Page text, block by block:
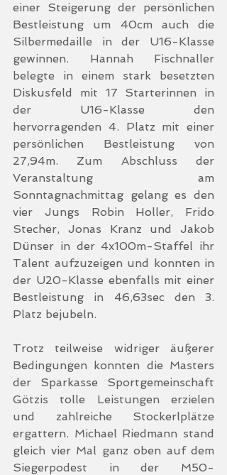
einer Steigerung der persönlichen
Bestleistung um 40cm auch die
Silbermedaille in der U16-Klasse
gewinnen. Hannah Fischnaller
belegte in einem stark besetzten
Diskusfeld mit 17 Starterinnen in
der U16-Klasse den
hervorragenden 4. Platz mit einer
persönlichen Bestleistung von
27,94m. Zum Abschluss der
Veranstaltung am
Sonntagnachmittag gelang es den
vier Jungs Robin Holler, Frido
Stecher, Jonas Kranz und Jakob
Dünser in der 4x100m-Staffel ihr
Talent aufzuzeigen und konnten in
der U20-Klasse ebenfalls mit einer
Bestleistung in 46,63sec den 3.
Platz bejubeln.
Trotz teilweise widriger äußerer
Bedingungen konnten die Masters
der Sparkasse Sportgemeinschaft
Götzis tolle Leistungen erzielen
und zahlreiche Stockerlplätze
ergattern. Michael Riedmann stand
gleich vier Mal ganz oben auf dem
Siegerpodest in der M50-